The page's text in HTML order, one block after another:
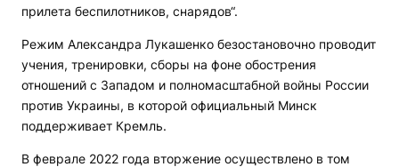
прилета беспилотников, снарядов“.
Режим Александра Лукашенко безостановочно проводит
учения, тренировки, сборы на фоне обострения
отношений с Западом и полномасштабной войны России
против Украины, в которой официальный Минск
поддерживает Кремль.
В феврале 2022 года вторжение осуществлено в том